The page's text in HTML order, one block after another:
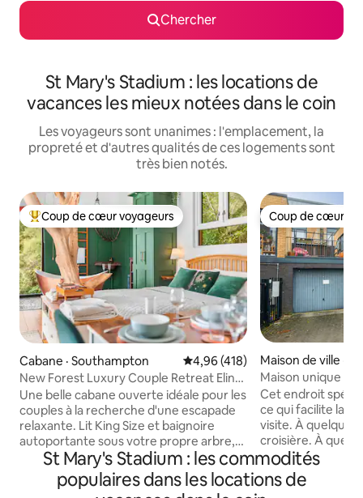
Chercher
St Mary's Stadium : les locations de
vacances les mieux notées dans le coin
Les voyageurs sont unanimes : l'emplacement, la
propreté et d'autres qualités de ces logements sont
très bien notés.
Coup de cœur voyageurs parmi les plus aimés
Coup de cœur voyageurs
Cabane · Southampton Note moyenne de 4,96 sur 5,
4,96 (418)
New Forest Luxury Couple Retreat Eling
Tree Cabin (cabane dans les arbres)
Une belle cabane ouverte idéale pour les
couples à la recherche d'une escapade
relaxante. Lit King Size et baignoire
autoportante sous votre propre arbre,
ainsi que des toilettes privées avec
douche à effet pluie. La cabane dispose
d'un chauffage au sol pour vous garder
Coup de cœur
Coup de cœur
Maison de ville ·
on
Maison unique
Southampton
Cet endroit
ce qui facilite la
visite. À quelques
croisière. À
Redjet et Redfunnel À quelques
centre-ville. Le garage de la propriété
est disponible
St Mary's Stadium : les commodités
populaires dans les locations de